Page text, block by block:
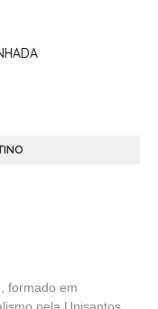
formado em